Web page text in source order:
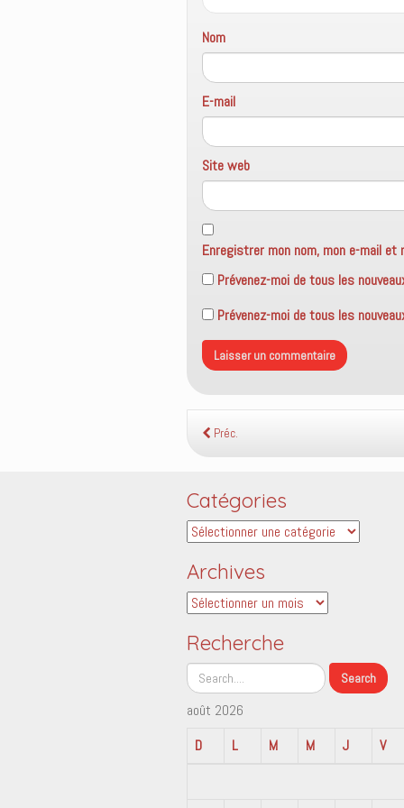
n
e
Nom
E-mail
Site web
Enregistrer mon nom, mon e-mail
Prévenez-moi de tous les
Prévenez-moi de tous les
Préc.
Catégories
Catégories
Archives
Archives
Recherche
août 2026
D
L M M J V